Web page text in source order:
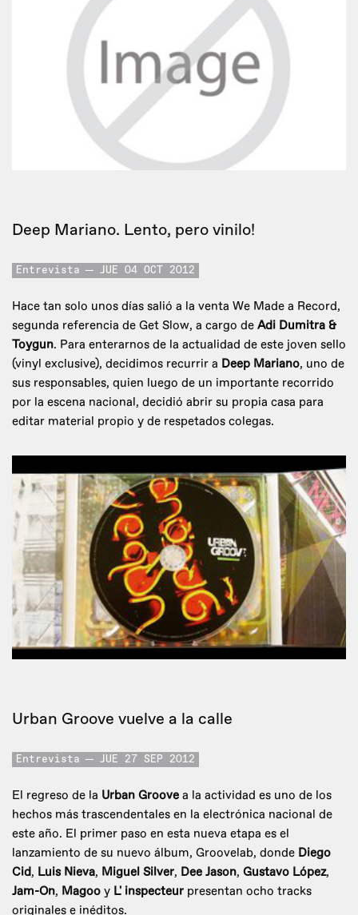
Deep Mariano. Lento, pero vinilo!
Entrevista JUE 04 OCT 2012
Hace tan solo unos días salió a la venta We Made a Record,
segunda referencia de Get Slow, a cargo de Adi Dumitra &
Toygun. Para enterarnos de la actualidad de este joven sello
(vinyl exclusive), decidimos recurrir a Deep Mariano, uno de
sus responsables, quien luego de un importante recorrido
por la escena nacional, decidió abrir su propia casa para
editar material propio y de respetados colegas.
Urban Groove vuelve a la calle
Entrevista JUE 27 SEP 2012
El regreso de la Urban Groove a la actividad es uno de los
hechos más trascendentales en la electrónica nacional de
este año. El primer paso en esta nueva etapa es el
lanzamiento de su nuevo álbum, Groovelab, donde Diego
Cid, Luis Nieva, Miguel Silver, Dee Jason, Gustavo López,
Jam-On, Magoo y L' inspecteur presentan ocho tracks
originales e inéditos.